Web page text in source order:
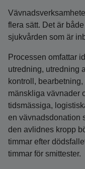
flera sätt. Det är
sjukvården som är
Processen omfattar
utredning, utredning
kontroll,
mänskliga vävnader
tidsmässiga,
en vävnadsdonation
den avlidnes kropp
timmar efter
timmar för smittester.